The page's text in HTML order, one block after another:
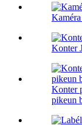
Konter
Konter
pikeun